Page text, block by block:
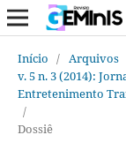
Início / Arquivos
v. 5 n. 3 (2014):
Entretenimento
/
Dossiê